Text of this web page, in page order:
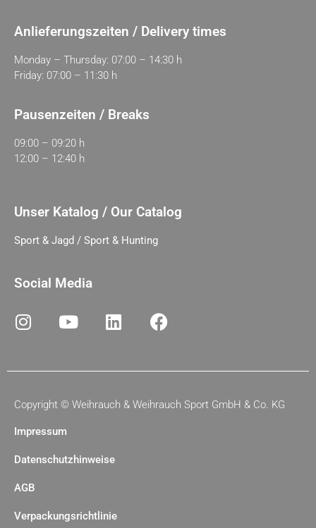
Anlieferungszeiten / Delivery times
Monday – Thursday: 07:00 – 14:30 h
Friday: 07:00 – 11:30 h
Pausenzeiten / Breaks
09:00 – 09:20 h
12:00 – 12:40 h
Unser Katalog / Our Catalog
Sport & Jagd / Sport & Hunting
Social Media
Copyright © Weihrauch & Weihrauch Sport GmbH & Co. KG
Impressum
Datenschutzhinweise
AGB
Verpackungsrichtlinie